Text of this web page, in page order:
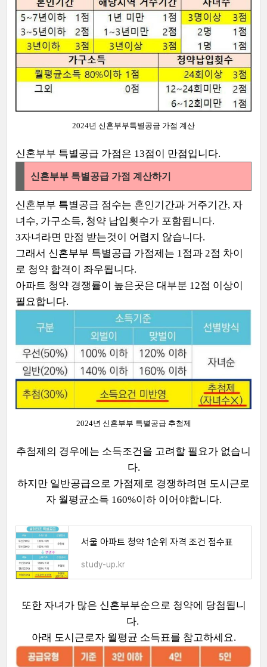
2024년 신혼부부특별공금 가점 계산
신혼부부 특별공급 가점은 13점이 만점입니다.
신혼부부 특별공급 가점 계산하기
신혼부부 특별공급 점수는 혼인기간과 거주기간, 자
녀수, 가구소득, 청약 납입횟수가 포함됩니다.
3자녀라면 만점 받는것이 어렵지 않습니다.
그래서 신혼부부 특별공급 가점제는 1점과 2점 차이
로 청약 합격이 좌우됩니다.
아파트 청약 경쟁률이 높은곳은 대부분 12점 이상이
필요합니다.
2024년 신혼부부 특별공급 추첨제
추첨제의 경우에는 소득조건을 고려할 필요가 없습니
다.
하지만 일반공급으로 가점제로 경쟁하려면 도시근로
자 월평균소득 160%이하 이어야합니다.
서울 아파트 청약 1순위 자격 조건 점수표
study-up.kr
또한 자녀가 많은 신혼부부순으로 청약에 당첨됩니
다.
아래 도시근로자 월평균 소득표를 참고하세요.